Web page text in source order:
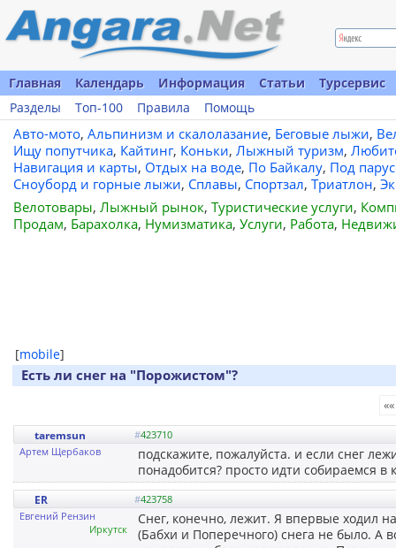
Главная Календарь Информация Статьи
Турсервис
Разделы
Топ-100 Правила Помощь
Авто-мото, Альпинизм и скалолазание, Беговые лыжи,
Ищу попутчика, Кайтинг, Коньки, Лыжный туризм,
Навигация и карты, Отдых на воде, По Байкалу, Под
Сноуборд и горные лыжи, Сплавы, Спортзал, Триатлон,
Велотовары, Лыжный рынок, Туристические услуги,
Продам, Барахолка, Нумизматика, Услуги, Работа,
[mobile]
Есть ли снег на "Порожистом"?
««
taremsun #423710
Артем Щербаков
подскажите, пожалуйста. и если снег
понадобится? просто идти собираемся
ER #423758
Евгений Рензин
Иркутск
Снег, конечно, лежит. Я впервые ходил
(Бабхи и Поперечного) снега не было.